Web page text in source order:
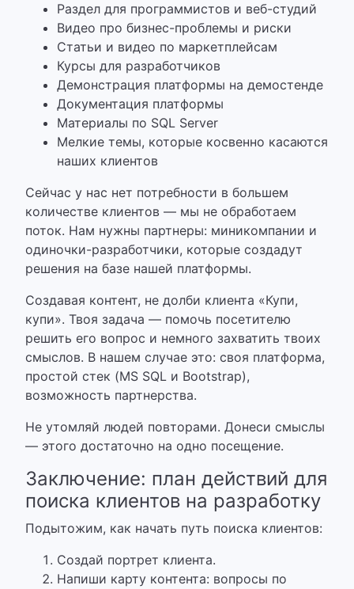
Раздел для программистов и веб-студий
Видео про бизнес-проблемы и риски
Статьи и видео по маркетплейсам
Курсы для разработчиков
Демонстрация платформы на демостенде
Документация платформы
Материалы по SQL Server
Мелкие темы, которые косвенно касаются
наших клиентов
Сейчас у нас нет потребности в большем
количестве клиентов — мы не обработаем
поток. Нам нужны партнеры: миникомпании и
одиночки-разработчики, которые создадут
решения на базе нашей платформы.
Создавая контент, не долби клиента «Купи,
купи». Твоя задача — помочь посетителю
решить его вопрос и немного захватить твоих
смыслов. В нашем случае это: своя платформа,
простой стек (MS SQL и Bootstrap),
возможность партнерства.
Не утомляй людей повторами. Донеси смыслы
— этого достаточно на одно посещение.
Заключение: план действий для
поиска клиентов на разработку
Подытожим, как начать путь поиска клиентов:
Создай портрет клиента.
Напиши карту контента: вопросы по